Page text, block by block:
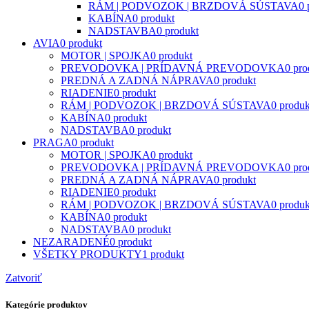
RÁM | PODVOZOK | BRZDOVÁ SÚSTAVA0
KABÍNA0 produkt
NADSTAVBA0 produkt
AVIA0 produkt
MOTOR | SPOJKA0 produkt
PREVODOVKA | PRÍDAVNÁ PREVODOVKA0
PREDNÁ A ZADNÁ NÁPRAVA0 produkt
RIADENIE0 produkt
RÁM | PODVOZOK | BRZDOVÁ SÚSTAVA0
KABÍNA0 produkt
NADSTAVBA0 produkt
PRAGA0 produkt
MOTOR | SPOJKA0 produkt
PREVODOVKA | PRÍDAVNÁ PREVODOVKA0
PREDNÁ A ZADNÁ NÁPRAVA0 produkt
RIADENIE0 produkt
RÁM | PODVOZOK | BRZDOVÁ SÚSTAVA0
KABÍNA0 produkt
NADSTAVBA0 produkt
NEZARADENÉ0 produkt
VŠETKY PRODUKTY1 produkt
Zatvoriť
Kategórie produktov